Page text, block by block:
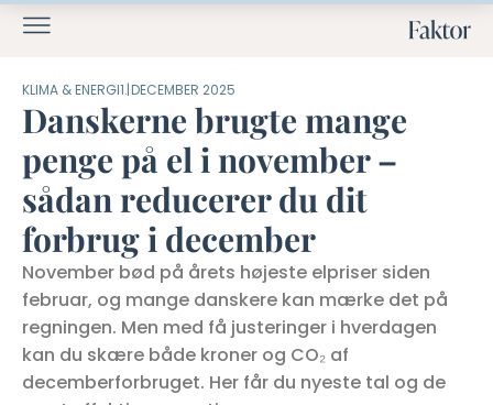
KLIMA & ENERGI1. DECEMBER 2025
Danskerne brugte mange
penge på el i november –
sådan reducerer du dit
forbrug i december
November bød på årets højeste elpriser siden
februar, og mange danskere kan mærke det på
regningen. Men med få justeringer i hverdagen
kan du skære både kroner og CO₂ af
decemberforbruget. Her får du nyeste tal og de